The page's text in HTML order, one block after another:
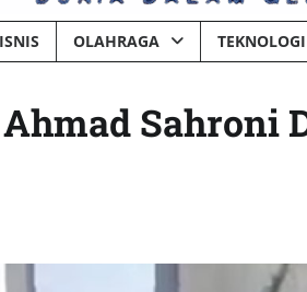
OLAHRAGA TEKNOLOGI
Sahroni